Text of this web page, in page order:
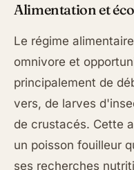
Alimentation et
Le régime
omnivore et
principalement de
vers, de larves
de crustacés. Cette
un poisson fouilleur
ses recherches